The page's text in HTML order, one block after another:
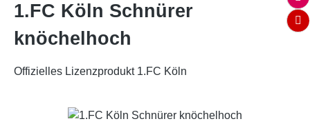
1.FC Köln Schnürer
knöchelhoch
Offizielles Lizenzprodukt 1.FC Köln
Bildergalerie überspringen